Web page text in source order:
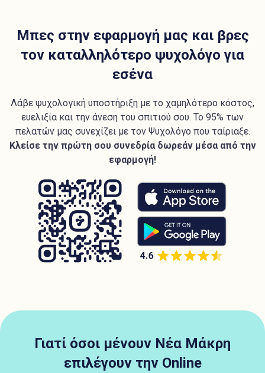
Μπες στην εφαρμογή μας και βρες
τον καταλληλότερο ψυχολόγο για
εσένα
Λάβε ψυχολογική υποστήριξη με το χαμηλότερο κόστος,
ευελιξία και την άνεση του σπιτιού σου. Το 95% των
πελατών μας συνεχίζει με τον Ψυχολόγο που ταίριαξε.
Κλείσε την πρώτη σου συνεδρία δωρεάν μέσα από την
εφαρμογή!
Γιατί όσοι μένουν Νέα Μάκρη
επιλέγουν την Online